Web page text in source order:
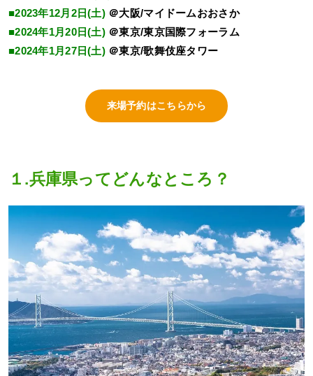
■2023年12月2日(土) ＠大阪/マイドームおおさか
■2024年1月20日(土) ＠東京/東京国際フォーラム
■2024年1月27日(土) ＠東京/歌舞伎座タワー
来場予約はこちらから
１.兵庫県ってどんなところ？